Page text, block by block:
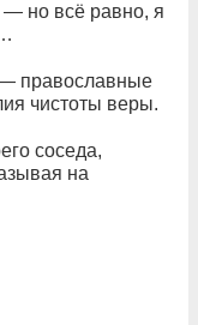
но всё равно, я
православные
чистоты веры.
соседа,
на